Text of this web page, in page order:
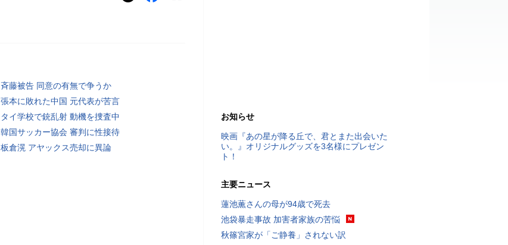
斉藤被告 同意の有無で争うか
張本に敗れた中国 元代表が苦言
タイ学校で銃乱射 動機を捜査中
韓国サッカー協会 審判に性接待
板倉滉 アヤックス売却に異論
お知らせ
映画『あの星が降る丘で、君とまた出会いた
い。』オリジナルグッズを3名様にプレゼン
ト！
主要ニュース
蓮池薫さんの母が94歳で死去
池袋暴走事故 加害者家族の苦悩
秋篠宮家が「ご静養」されない訳